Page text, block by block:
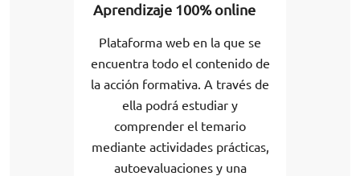
Aprendizaje 100% online
Plataforma web en la que se
encuentra todo el contenido de
la acción formativa. A través de
ella podrá estudiar y
comprender el temario
mediante actividades prácticas,
autoevaluaciones y una